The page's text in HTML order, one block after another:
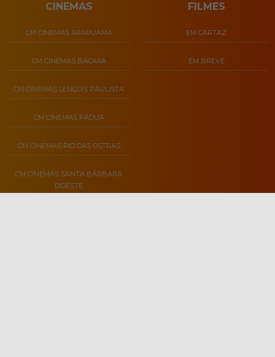
CINEMAS
CM CINEMAS ARARUAMA
CM CINEMAS BACAXÁ
CM CINEMAS LENÇOIS PAULISTA
CM CINEMAS PÁDUA
CM CINEMAS RIO DAS OSTRAS
CM CINEMAS SANTA BÁRBARA
D’OESTE
FILMES
EM CARTAZ
EM BREVE